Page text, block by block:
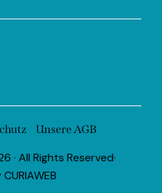
Unsere AGB
All Rights Reserved·
CURIAWEB